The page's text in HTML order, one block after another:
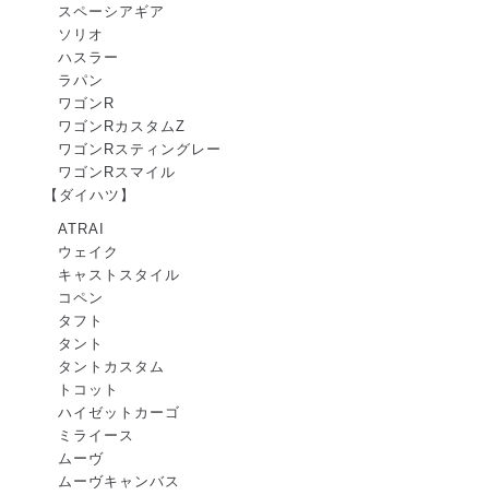
スペーシアギア
ソリオ
ハスラー
ラパン
ワゴンR
ワゴンRカスタムZ
ワゴンRスティングレー
ワゴンRスマイル
【ダイハツ】
ATRAI
ウェイク
キャストスタイル
コペン
タフト
タント
タントカスタム
トコット
ハイゼットカーゴ
ミライース
ムーヴ
ムーヴキャンバス